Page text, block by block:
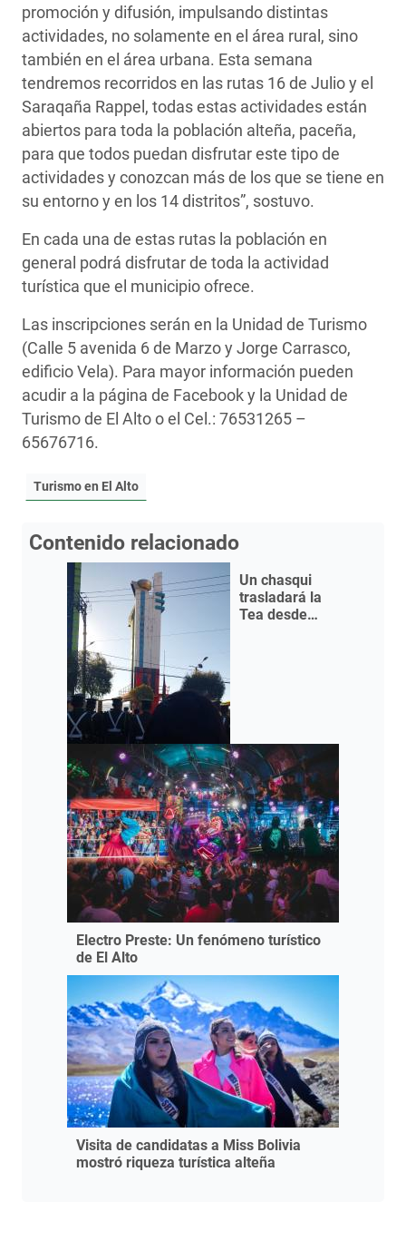
promoción y difusión, impulsando distintas
actividades, no solamente en el área rural, sino
también en el área urbana. Esta semana
tendremos recorridos en las rutas 16 de Julio y el
Saraqaña Rappel, todas estas actividades están
abiertos para toda la población alteña, paceña,
para que todos puedan disfrutar este tipo de
actividades y conozcan más de los que se tiene en
su entorno y en los 14 distritos”, sostuvo.
En cada una de estas rutas la población en
general podrá disfrutar de toda la actividad
turística que el municipio ofrece.
Las inscripciones serán en la Unidad de Turismo
(Calle 5 avenida 6 de Marzo y Jorge Carrasco,
edificio Vela). Para mayor información pueden
acudir a la página de Facebook y la Unidad de
Turismo de El Alto o el Cel.: 76531265 –
65676716.
Turismo en El Alto
Contenido relacionado
Un chasqui
trasladará la
Tea desde
Electro Preste: Un fenómeno turístico
de El Alto
Visita de candidatas a Miss Bolivia
mostró riqueza turística alteña